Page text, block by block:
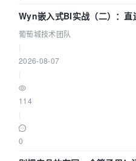
Wyn嵌入式BI实战（二）：
参数为什么不生效？| 葡萄城技
葡萄城技术团队
2026-08-07
114
0